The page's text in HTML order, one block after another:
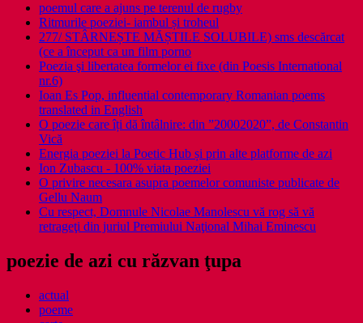
poemul care a ajuns pe terenul de rugby
Ritmurile poeziei- iambul și troheul
277/ STÂRNEȘTE MĂȘTILE SOLUBILE) sms descărcat
(ce a început ca un film porno
Poezia şi libertatea formelor ei fixe (din Poesis International
nr.6)
Ioan Es Pop, influential contemporary Romanian poems
translated in English
O poezie care îți dă întâlnire: din ”20002020”, de Constantin
Vică
Energia poeziei la Poetic Hub și prin alte platforme de azi
Ion Zubascu - 100% viata poeziei
O privire necesara asupra poemelor comuniste publicate de
Gellu Naum
Cu respect, Domnule Nicolae Manolescu vă rog să vă
retrageţi din juriul Premiului Naţional Mihai Eminescu
poezie de azi cu răzvan ţupa
actual
poeme